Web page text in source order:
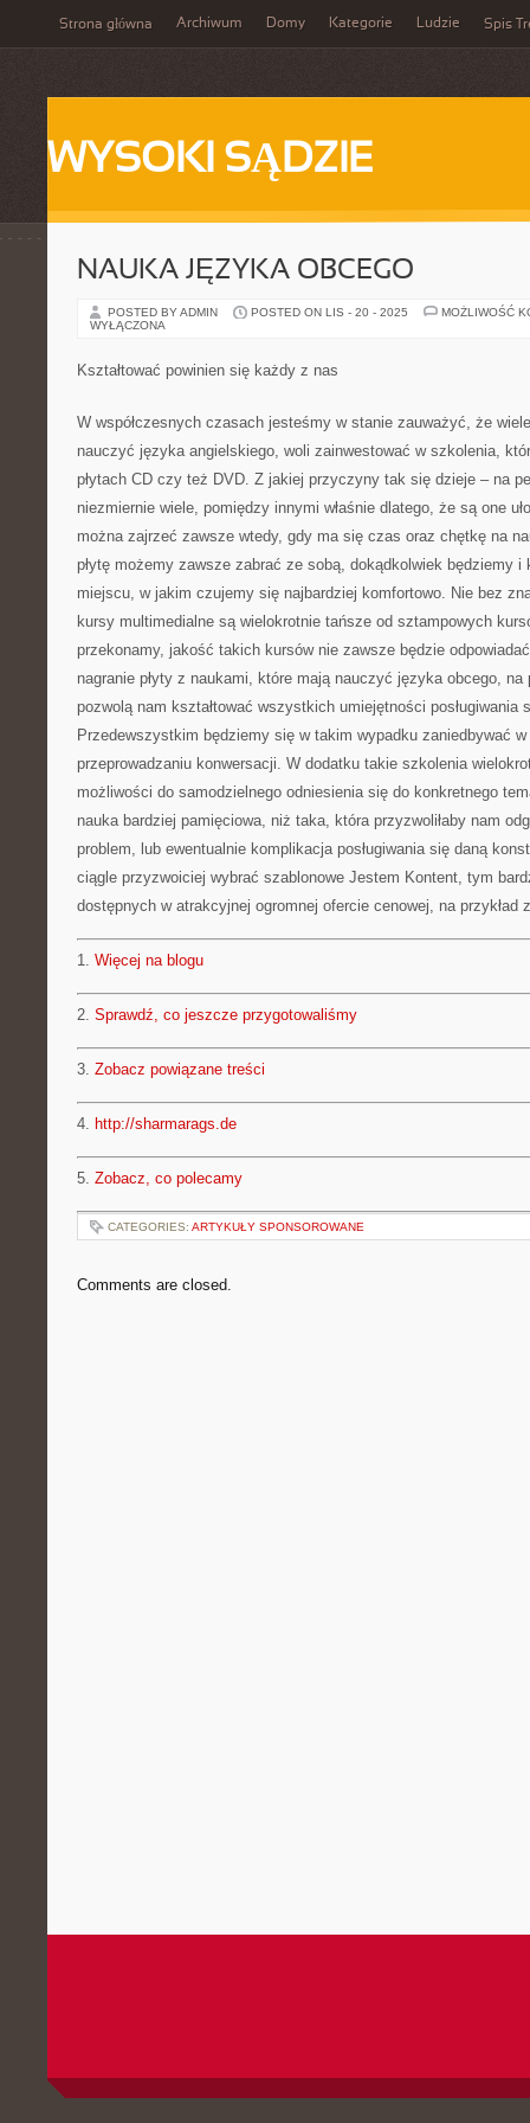
Strona główna Archiwum Domy Kategorie Ludzie Spis
WYSOKI SĄDZIE
NAUKA JĘZYKA OBCEGO
POSTED BY ADMIN POSTED ON LIS - 20 - 2025
MOŻLIWOŚĆ
WYŁĄCZONA
Kształtować powinien się każdy z nas
W współczesnych czasach jesteśmy w stanie zauważyć, że
nauczyć języka angielskiego, woli zainwestować w szkolenia,
płytach CD czy też DVD. Z jakiej przyczyny tak się dzieje – na
niezmiernie wiele, pomiędzy innymi właśnie dlatego, że są one
można zajrzeć zawsze wtedy, gdy ma się czas oraz chętkę na
płytę możemy zawsze zabrać ze sobą, dokądkolwiek będziemy i
miejscu, w jakim czujemy się najbardziej komfortowo. Nie bez
kursy multimedialne są wielokrotnie tańsze od sztampowych
przekonamy, jakość takich kursów nie zawsze będzie
nagranie płyty z naukami, które mają nauczyć języka obcego, na
pozwolą nam kształtować wszystkich umiejętności posługiwania
Przedewszystkim będziemy się w takim wypadku zaniedbywać
przeprowadzaniu konwersacji. W dodatku takie szkolenia
możliwości do samodzielnego odniesienia się do konkretnego
nauka bardziej pamięciowa, niż taka, która przyzwoliłaby nam
problem, lub ewentualnie komplikacja posługiwania się daną
ciągle przyzwoiciej wybrać szablonowe Jestem Kontent, tym
dostępnych w atrakcyjnej ogromnej ofercie cenowej, na przykład
1. Więcej na blogu
2. Sprawdź, co jeszcze przygotowaliśmy
3. Zobacz powiązane treści
4. http://sharmarags.de
5. Zobacz, co polecamy
CATEGORIES: ARTYKUŁY SPONSOROWANE
Comments are closed.